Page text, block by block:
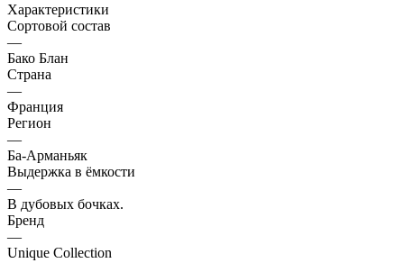
Характеристики
Сортовой состав
—
Бако Блан
Страна
—
Франция
Регион
—
Ба-Арманьяк
Выдержка в ёмкости
—
В дубовых бочках.
Бренд
—
Unique Collection